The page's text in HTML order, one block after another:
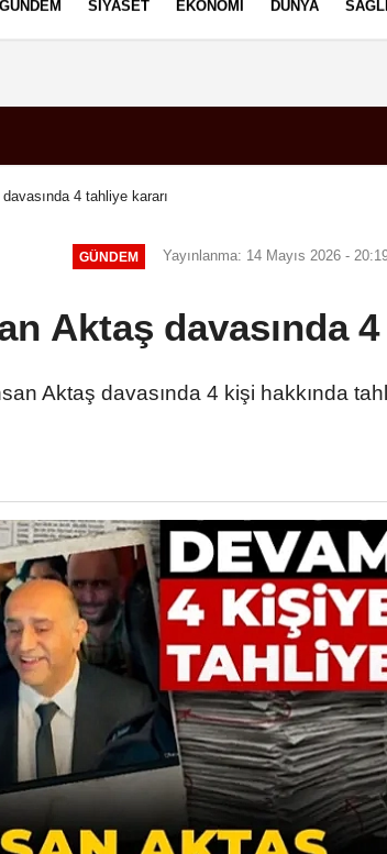
GÜNDEM SIYASET EKONOMI DÜNYA
4 tahliye kararı
GÜNDEM Yayınlanma: 14 Mayıs 2026 -
Aktaş davasında
Aktaş davasında 4 kişi hakkında